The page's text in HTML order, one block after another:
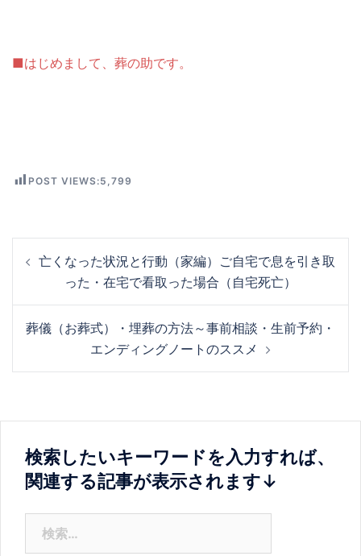
■はじめまして、葬の助です。
POST VIEWS:5,799
稿
ビ
ゲ
ン
亡くなった状況と行動（家編）ご自宅で息を引き取
った・在宅で看取った場合（自宅死亡）
葬儀（お葬式）・埋葬の方法～事前相談・生前予約・
エンディングノートのススメ
検索したいキーワードを入力すれば、
関連する記事が表示されます↓